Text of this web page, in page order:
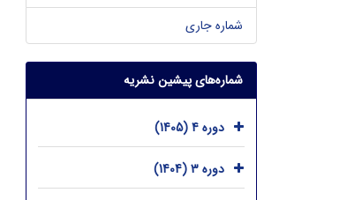
شماره جاری
شماره‌های پیشین نشریه
دوره 4 (1405)
دوره 3 (1404)